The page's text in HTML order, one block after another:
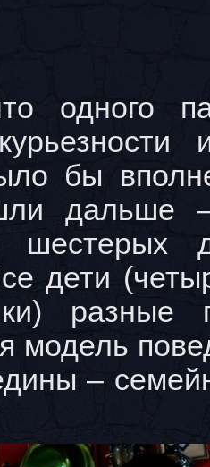
одного
бы
дальше
дети
разные
модель
–